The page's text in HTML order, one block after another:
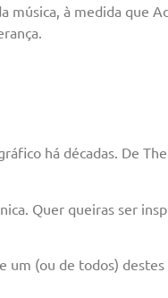
à medida que
há décadas. De
Quer queiras ser
um (ou de todos)